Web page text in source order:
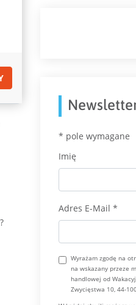
* pole wymagane
Imię
Adres E-Mail *
Wyrażam zgodę na
na wskazany przeze
handlowej od
Zwycięstwa 10, 44-